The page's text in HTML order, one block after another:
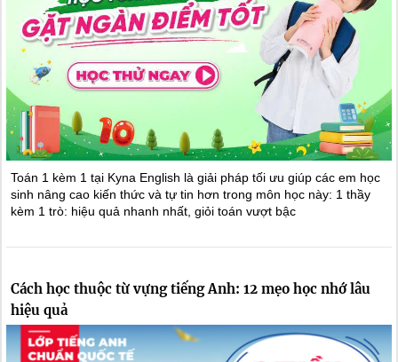
Toán 1 kèm 1 tại Kyna English là giải pháp tối ưu giúp các em học
sinh nâng cao kiến thức và tự tin hơn trong môn học này: 1 thầy
kèm 1 trò: hiệu quả nhanh nhất, giỏi toán vượt bậc
Cách học thuộc từ vựng tiếng Anh: 12 mẹo học nhớ lâu
hiệu quả